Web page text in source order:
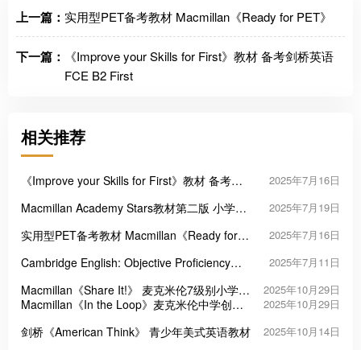
上一篇： 实用型PET备考教材 Macmillan《Ready for PET》
下一篇：
《Improve your Skills for First》教材 备考剑桥英语
FCE B2 First
相关推荐
《Improve your Skills for First》教材 备考剑
2025年7月16日
Macmillan Academy Stars教材第二版 小学生
2025年7月19日
实用型PET备考教材 Macmillan《Ready for
2025年7月16日
Cambridge English: Objective Proficiency
2025年7月11日
Macmillan《Share It!》 麦克米伦7级别小学英
语教材
2025年10月29日
Macmillan《In the Loop》麦克米伦中学创新
2025年10月29日
剑桥《American Think》 青少年美式英语教材 2025年10月14日